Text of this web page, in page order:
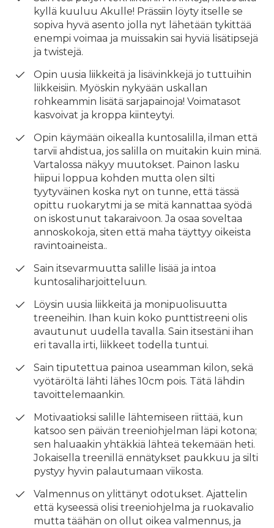
kyllä kuuluu Akulle! Prässiin löyty itselle se
sopiva hyvä asento jolla nyt lähetään tykittää
enempi voimaa ja muissakin sai hyviä lisätipsejä
ja twistejä.
Opin uusia liikkeitä ja lisävinkkejä jo tuttuihin
liikkeisiin. Myöskin nykyään uskallan
rohkeammin lisätä sarjapainoja! Voimatasot
kasvoivat ja kroppa kiinteytyi.
Opin käymään oikealla kuntosalilla, ilman että
tarvii ahdistua, jos salilla on muitakin kuin minä.
Vartalossa näkyy muutokset. Painon lasku
hiipui loppua kohden mutta olen silti
tyytyväinen koska nyt on tunne, että tässä
opittu ruokarytmi ja se mitä kannattaa syödä
on iskostunut takaraivoon. Ja osaa soveltaa
annoskokoja, siten että maha täyttyy oikeista
ravintoaineista..
Sain itsevarmuutta salille lisää ja intoa
kuntosaliharjoitteluun.
Löysin uusia liikkeitä ja monipuolisuutta
treeneihin. Ihan kuin koko punttistreeni olis
avautunut uudella tavalla. Sain itsestäni ihan
eri tavalla irti, liikkeet todella tuntui.
Sain tiputettua painoa useamman kilon, sekä
vyötäröltä lähti lähes 10cm pois. Tätä lähdin
tavoittelemaankin.
Motivaatioksi salille lähtemiseen riittää, kun
katsoo sen päivän treeniohjelman läpi kotona;
sen haluaakin yhtäkkiä lähteä tekemään heti.
Jokaisella treenillä ennätykset paukkuu ja silti
pystyy hyvin palautumaan viikosta.
Valmennus on ylittänyt odotukset. Ajattelin
että kyseessä olisi treeniohjelma ja ruokavalio
mutta täähän on ollut oikea valmennus, ja